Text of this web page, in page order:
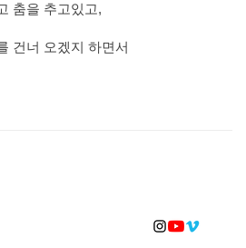
춤을 추고있고,
건너 오겠지 하면서